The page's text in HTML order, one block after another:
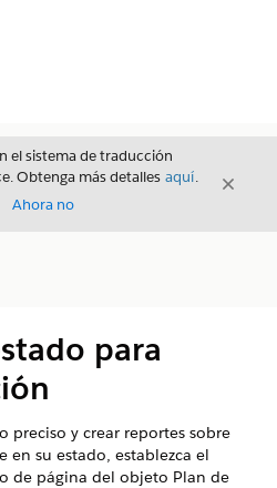
el sistema de traducción
Obtenga más detalles aquí.
Ahora no
Cerrar
para
preciso y crear reportes sobre
en su estado, establezca el
de página del objeto Plan de